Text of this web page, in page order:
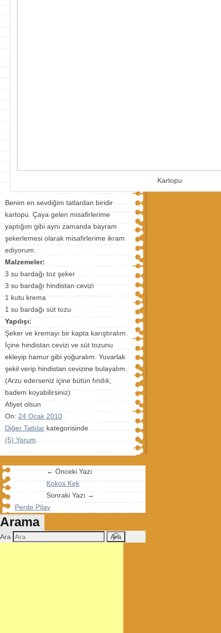
Kartopu
Benim en sevdiğim tatlardan biridir
kartopu. Çaya gelen misafirlerime
yaptığım gibi aynı zamanda bayram
şekerlemesi olarak misafirlerime ikram
ediyorum.
Malzemeler:
3 su bardağı toz şeker
3 su bardağı hindistan cevizi
1 kutu krema
1 su bardağı süt tozu
Yapılışı:
Şeker ve kremayı bir kapta karıştıralım.
İçine hindistan cevizi ve süt tozunu
ekleyip hamur gibi yoğuralım. Yuvarlak
şekil verip hindistan cevizine bulayalım.
(Arzu ederseniz içine bütün fındık,
badem koyabilirsiniz)
Afiyet olsun
On: 24 Ocak 2010
Diğer Tatlılar kategorisinde
(5) Yorum
← Önceki Yazı
Kokos Kek
Sonraki Yazı →
Perde Pilav
Arama
Ara